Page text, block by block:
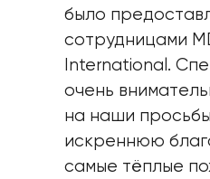
было
сотрудницами
International.
очень
на наши
искреннюю
самые тёплые